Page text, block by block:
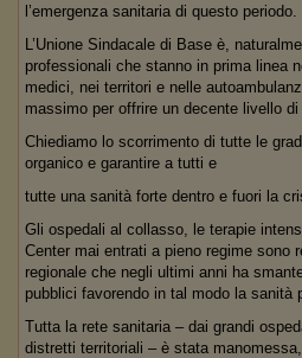
l’emergenza sanitaria di questo periodo.
L’Unione Sindacale di Base è,
professionali che stanno in prima linea
medici, nei territori e nelle
massimo per offrire un decente livello di
Chiediamo lo scorrimento di tutte le
organico e garantire a tutti e
tutte una sanità forte dentro e fuori la
Gli ospedali al collasso, le terapie
Center mai entrati a pieno regime sono
regionale che negli ultimi anni ha
pubblici favorendo in tal modo la sanità
Tutta la rete sanitaria – dai grandi
distretti territoriali – è stata